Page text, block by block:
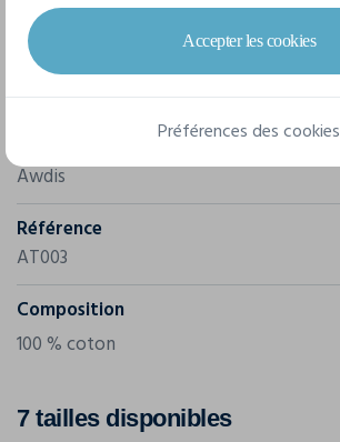
Caractéristiques
Awdis
Référence
AT003
Composition
100 % coton
7 tailles disponibles
Accepter les cookies
Préférences des cookies